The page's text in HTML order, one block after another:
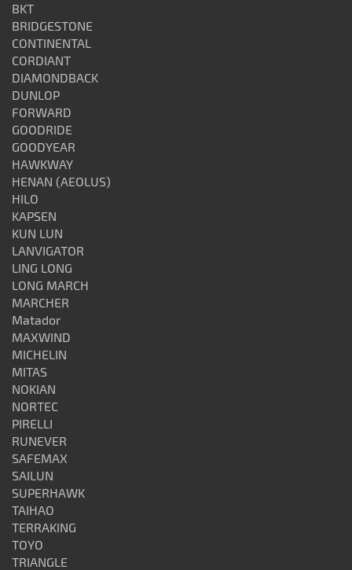
BKT
BRIDGESTONE
CONTINENTAL
CORDIANT
DIAMONDBACK
DUNLOP
FORWARD
GOODRIDE
GOODYEAR
HAWKWAY
HENAN (AEOLUS)
HILO
KAPSEN
KUN LUN
LANVIGATOR
LING LONG
LONG MARCH
MARCHER
Matador
MAXWIND
MICHELIN
MITAS
NOKIAN
NORTEC
PIRELLI
RUNEVER
SAFEMAX
SAILUN
SUPERHAWK
TAIHAO
TERRAKING
TOYO
TRIANGLE